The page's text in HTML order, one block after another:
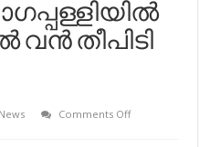
വന്‍ തീ​പി​ടി​
Comments Offon